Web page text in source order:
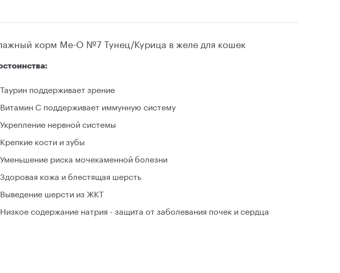
корм Me-O №7 Тунец/Курица в желе для кошек
Таурин поддерживает зрение
Витамин С поддерживает иммунную систему
Укрепление нервной системы
Крепкие кости и зубы
Уменьшение риска мочекаменной болезни
Здоровая кожа и блестящая шерсть
Выведение шерсти из ЖКТ
Низкое содержание натрия - защита от заболевания почек и сердца